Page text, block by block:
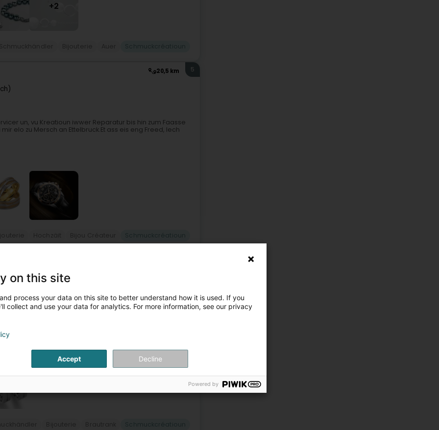
+2
20,5 km 5
un, vu Kreatioun iwwer Reparatur bis hin zum Faasse
elo zu Mersch an Ettelbruck.Et ass eis eng Freed, Iech
et réparation. Maître bijoutier. Le choix,
inédit, original, prestigieux,… Vous trouverez
on this site
process your data on this site to better understand how it is used. If you
collect and use your data for analytics. For more information, see our privacy
Accept Decline
Powered by